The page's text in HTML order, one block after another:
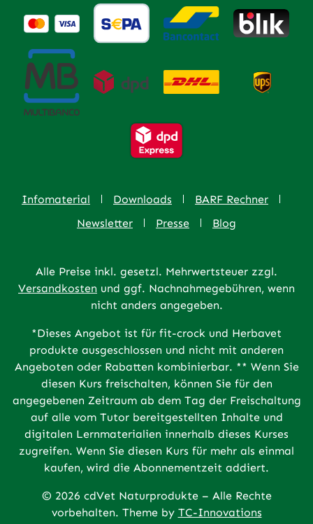
Infomaterial Downloads
BARF Rechner
Newsletter
Presse Blog
Alle Preise inkl. gesetzl. Mehrwertsteuer zzgl.
Versandkosten und ggf. Nachnahmegebühren, wenn
nicht anders angegeben.
*Dieses Angebot ist für fit-crock und Herbavet
produkte ausgeschlossen und nicht mit anderen
Angeboten oder Rabatten kombinierbar. ** Wenn Sie
diesen Kurs freischalten, können Sie für den
angegebenen Zeitraum ab dem Tag der Freischaltung
auf alle vom Tutor bereitgestellten Inhalte und
digitalen Lernmaterialien innerhalb dieses Kurses
zugreifen. Wenn Sie diesen Kurs für mehr als einmal
kaufen, wird die Abonnementzeit addiert.
© 2026 cdVet Naturprodukte – Alle Rechte
vorbehalten. Theme by TC-Innovations